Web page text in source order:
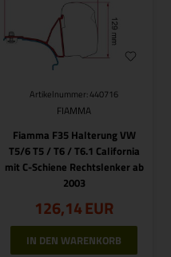
Artikelnummer: 440716
FIAMMA
Fiamma F35 Halterung VW
T5/6 T5 / T6 / T6.1 California
mit C-Schiene Rechtslenker ab
2003
126,14EUR